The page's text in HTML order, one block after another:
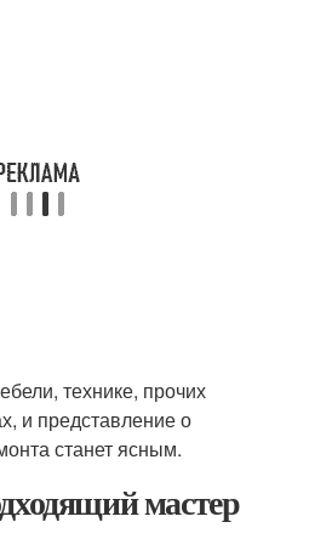
технике, прочих
и представление о
станет ясным.
мастер